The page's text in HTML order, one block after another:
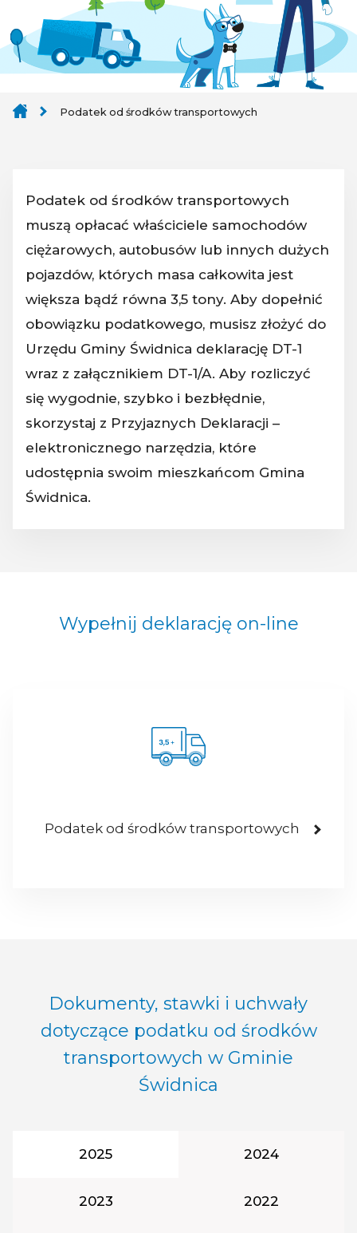
Podatek od środków transportowych
Podatek od środków transportowych
muszą opłacać właściciele samochodów
ciężarowych, autobusów lub innych dużych
pojazdów, których masa całkowita jest
większa bądź równa 3,5 tony. Aby dopełnić
obowiązku podatkowego, musisz złożyć do
Urzędu Gminy Świdnica deklarację DT-1
wraz z załącznikiem DT-1/A. Aby rozliczyć
się wygodnie, szybko i bezbłędnie,
skorzystaj z Przyjaznych Deklaracji –
elektronicznego narzędzia, które
udostępnia swoim mieszkańcom Gmina
Świdnica.
Wypełnij deklarację on-line
Podatek od środków transportowych
Dokumenty, stawki i uchwały
dotyczące podatku od środków
transportowych w Gminie
Świdnica
Rok podatkowy:
2025 Rok podatkowy:
2024
Rok podatkowy:
2023 Rok podatkowy:
2022